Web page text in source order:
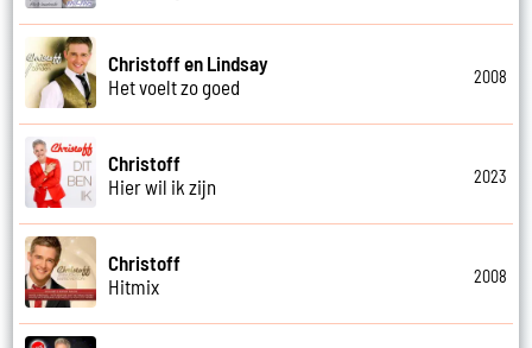
Christoff en Lindsay
Het voelt zo goed
2008
Christoff
Hier wil ik zijn
2023
Christoff
Hitmix
2008